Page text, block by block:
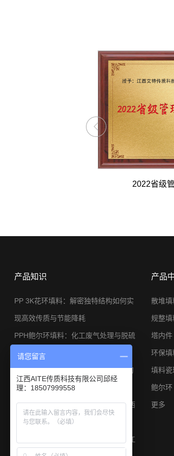
2022省级
产品知识
PP 3K花环填料：解密独特结构如何实
现高效传质与节能降耗
PPH鲍尔环填料：化工废气处理与脱硫
系统的节能利器
φ25金属矩鞍环：小塔径高分离工况的
应用与选型思路
陶瓷矩鞍环填料焦炉煤气脱硫专用江西
艾特厂家
陶瓷鲍尔环填料硫酸干燥塔耐酸散堆江
产品
散堆填
规整填
塔内件
环保填
填料瓷
鲍尔环
更多
请您留言
江西AITE传质科技有限公司邱经
理：18507999558